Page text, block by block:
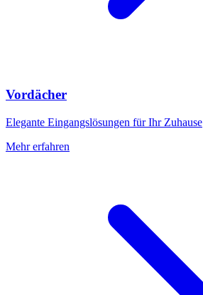
Vordächer
Elegante Eingangslösungen für Ihr Zuhause
Mehr erfahren